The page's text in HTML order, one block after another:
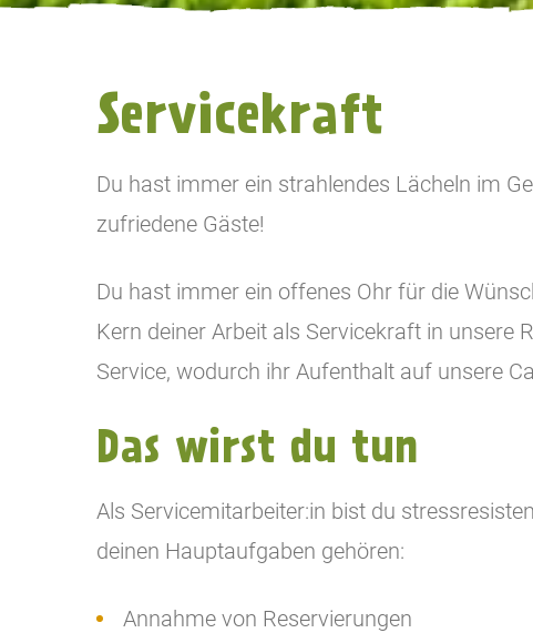
Servicekraft
Du hast immer ein strahlendes Lächeln im
zufriedene Gäste!
Du hast immer ein offenes Ohr für die
Kern deiner Arbeit als Servicekraft in unsere
Service, wodurch ihr Aufenthalt auf unsere
Das wirst du tun
Als Servicemitarbeiter:in bist du
deinen Hauptaufgaben gehören:
Annahme von Reservierungen